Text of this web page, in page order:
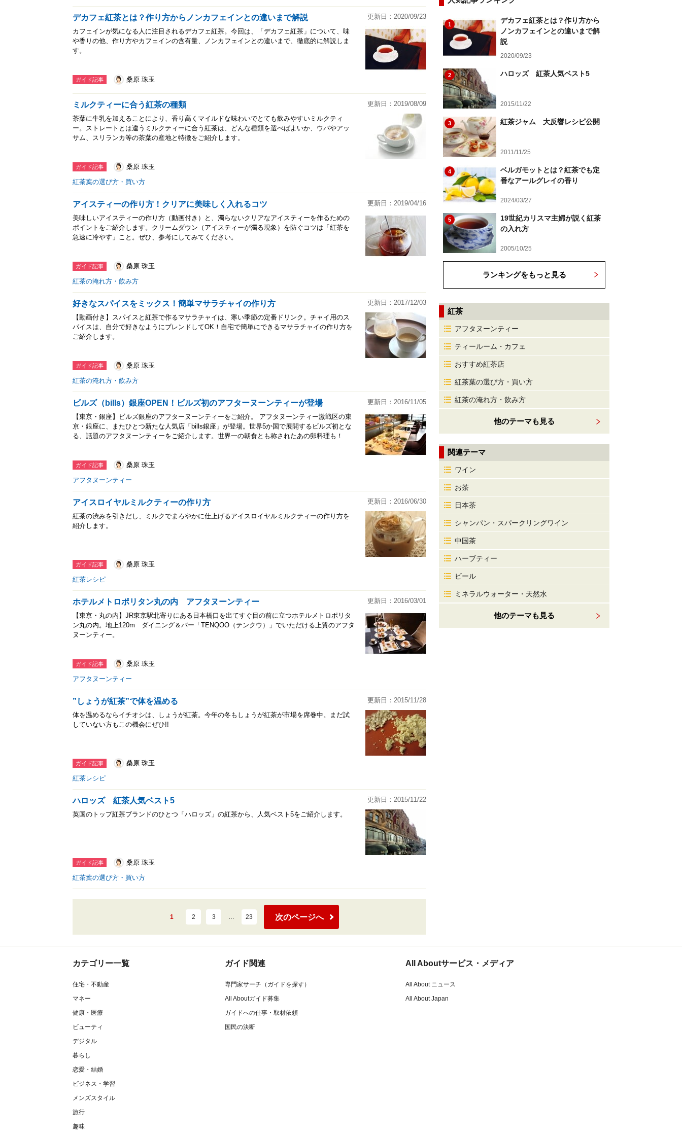
デカフェ紅茶とは？作り方からノンカフェインとの違いまで解説
更新日：2020/09/23
カフェインが気になる人に注目されるデカフェ紅茶。今回は、「デカフェ紅茶」について、味
や香りの他、作り方やカフェインの含有量、ノンカフェインとの違いまで、徹底的に解説しま
す。
ガイド記事 桑原 珠玉
ミルクティーに合う紅茶の種類
更新日：2019/08/09
茶葉に牛乳を加えることにより、香り高くマイルドな味わいでとても飲みやすいミルクティ
ー。ストレートとは違うミルクティーに合う紅茶は、どんな種類を選べばよいか、ウバやアッ
サム、スリランカ等の茶葉の産地と特徴をご紹介します。
ガイド記事
桑原 珠玉
紅茶葉の選び方・買い方
アイスティーの作り方！クリアに美味しく入れるコツ
更新日：2019/04/16
美味しいアイスティーの作り方（動画付き）と、濁らないクリアなアイスティーを作るための
ポイントをご紹介します。クリームダウン（アイスティーが濁る現象）を防ぐコツは「紅茶を
急速に冷やす」こと。ぜひ、参考にしてみてください。
ガイド記事
桑原 珠玉
紅茶の淹れ方・飲み方
好きなスパイスをミックス！簡単マサラチャイの作り方
更新日：2017/12/03
【動画付き】スパイスと紅茶で作るマサラチャイは、寒い季節の定番ドリンク。チャイ用のス
パイスは、自分で好きなようにブレンドしてOK！自宅で簡単にできるマサラチャイの作り方を
ご紹介します。
ガイド記事
桑原 珠玉
紅茶の淹れ方・飲み方
ビルズ（bills）銀座OPEN！ビルズ初のアフターヌーンティーが登場
更新日：2016/11/05
【東京・銀座】ビルズ銀座のアフターヌーンティーをご紹介。 アフタヌーンティー激戦区の東
京・銀座に、またひとつ新たな人気店「bills銀座」が登場。世界5か国で展開するビルズ初とな
る、話題のアフタヌーンティーをご紹介します。世界一の朝食とも称されたあの卵料理も！
ガイド記事
桑原 珠玉
アフタヌーンティー
アイスロイヤルミルクティーの作り方
更新日：2016/06/30
紅茶の渋みを引きだし、ミルクでまろやかに仕上げるアイスロイヤルミルクティーの作り方を
紹介します。
ガイド記事
桑原 珠玉
紅茶レシピ
ホテルメトロポリタン丸の内 アフタヌーンティー
更新日：2016/03/01
【東京・丸の内】JR東京駅北寄りにある日本橋口を出てすぐ目の前に立つホテルメトロポリタ
ン丸の内。地上120m ダイニング＆バー「TENQOO（テンクウ）」でいただける上質のアフタ
ヌーンティー。
ガイド記事
桑原 珠玉
アフタヌーンティー
”しょうが紅茶”で体を温める
更新日：2015/11/28
体を温めるならイチオシは、しょうが紅茶。今年の冬もしょうが紅茶が市場を席巻中。まだ試
していない方もこの機会にぜひ!!
ガイド記事
桑原 珠玉
紅茶レシピ
ハロッズ 紅茶人気ベスト5
更新日：2015/11/22
英国のトップ紅茶ブランドのひとつ「ハロッズ」の紅茶から、人気ベスト5をご紹介します。
ガイド記事
桑原 珠玉
紅茶葉の選び方・買い方
1 2 3 … 23 次のページへ
1
デカフェ紅茶とは？作り方から
ノンカフェインとの違いまで解
説
2020/09/23
2 ハロッズ 紅茶人気ベスト5
2015/11/22
3 紅茶ジャム 大反響レシピ公開
2011/11/25
4
ベルガモットとは？紅茶でも定
番なアールグレイの香り
2024/03/27
5
19世紀カリスマ主婦が説く紅茶
の入れ方
2005/10/25
ランキングをもっと見る
紅茶
アフタヌーンティー
ティールーム・カフェ
おすすめ紅茶店
紅茶葉の選び方・買い方
紅茶の淹れ方・飲み方
他のテーマも見る
関連テーマ
ワイン
お茶
日本茶
シャンパン・スパークリングワイン
中国茶
ハーブティー
ビール
ミネラルウォーター・天然水
他のテーマも見る
カテゴリー一覧
住宅・不動産
マネー
健康・医療
ビューティ
デジタル
暮らし
恋愛・結婚
ビジネス・学習
メンズスタイル
旅行
趣味
ガイド関連
専門家サーチ（ガイドを探す）
All Aboutガイド募集
ガイドへの仕事・取材依頼
国民の決断
All Aboutサービス・メディア
All About ニュース
All About Japan